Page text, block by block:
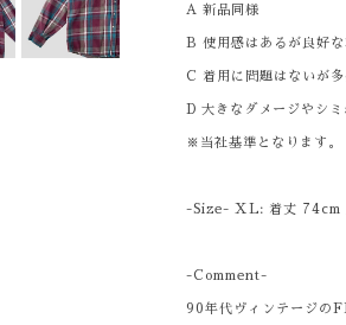
A 新品同様
B 使用感はあるが良好な
C 着用に問題はないが
D 大きなダメージやシミ
※当社基準となります。
-Size- XL: 着丈 74cm
-Comment-
90年代ヴィンテージの